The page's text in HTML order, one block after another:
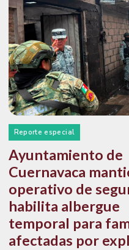
Reporte especial
Ayuntamiento de
Cuernavaca
operativo de
habilita albergue
temporal para
afectadas por